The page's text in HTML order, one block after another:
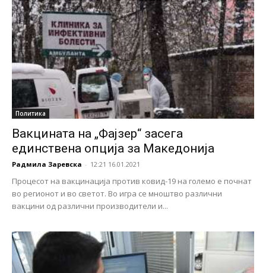
Политика
Вакцината на „Фајзер“ засега
единствена опција за Македонија
Радмила Заревска - 12:21 16.01.2021
Процесот на вакцинација против ковид-19 на големо е почнат
во регионот и во светот. Во игра се мноштво различни
вакцини од различни производители и...